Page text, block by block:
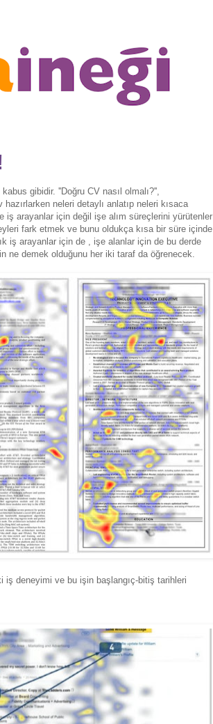
gibidir. ''Doğru CV nasıl olmalı?'',
neleri detaylı anlatıp neleri kısaca
iş arayanlar için değil işe alım süreçlerini yürütenler
fark etmek ve bunu oldukça kısa bir süre içinde
iş arayanlar için de , işe alanlar için de bu derde
ne demek olduğunu her iki taraf da öğrenecek.
deneyimi ve bu işin başlangıç-bitiş tarihleri